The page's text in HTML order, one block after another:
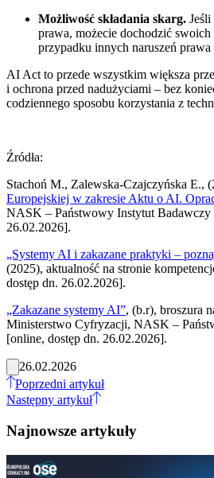
Możliwość składania skarg. Jeśli
prawa, możecie dochodzić
przypadku innych naruszeń
AI Act to przede wszystkim większa
i ochrona przed nadużyciami – bez
codziennego sposobu korzystania z
Źródła:
Stachoń M., Zalewska-Czajczyńska E.,
Europejskiej w zakresie Aktu o AI.
NASK – Państwowy Instytut Badawczy
26.02.2026].
„Systemy AI i zakazane praktyki –
(2025), aktualność na stronie
dostęp dn. 26.02.2026].
„Zakazane systemy AI”, (b.r), broszura
Ministerstwo Cyfryzacji, NASK –
[online, dostęp dn. 26.02.2026].
26.02.2026
Poprzedni artykuł
Następny artykuł
Najnowsze artykuły